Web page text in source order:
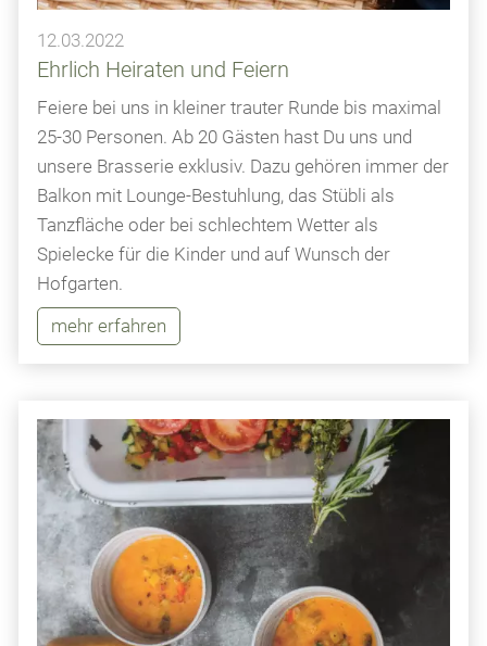
12.03.2022
Ehrlich Heiraten und Feiern
Feiere bei uns in kleiner trauter Runde bis maximal
25-30 Personen. Ab 20 Gästen hast Du uns und
unsere Brasserie exklusiv. Dazu gehören immer der
Balkon mit Lounge-Bestuhlung, das Stübli als
Tanzfläche oder bei schlechtem Wetter als
Spielecke für die Kinder und auf Wunsch der
Hofgarten.
mehr erfahren